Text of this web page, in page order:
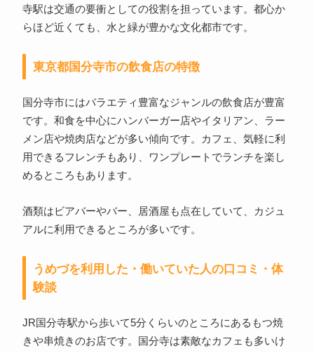
寺駅は交通の要衝としての役割を担っています。都心か
らほど近くても、水と緑が豊かな文化都市です。
東京都国分寺市の飲食店の特徴
国分寺市にはバラエティ豊富なジャンルの飲食店が豊富
です。和食を中心にハンバーガー店やイタリアン、ラー
メン店や焼肉店などが多い傾向です。カフェ、気軽に利
用できるフレンチもあり、ワンプレートでランチを楽し
めるところもあります。
酒類はビアバーやバー、居酒屋も点在していて、カジュ
アルに利用できるところが多いです。
うめづを利用した・働いていた人の口コミ・体
験談
JR国分寺駅から歩いて5分くらいのところにあるもつ焼
きや串焼きのお店です。国分寺は素敵なカフェも多いけ